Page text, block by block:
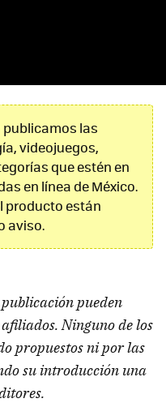
publicamos las
videojuegos,
que estén en
en línea de México.
producto están
aviso.
publicación pueden
Ninguno de los
propuestos ni por las
su introducción una